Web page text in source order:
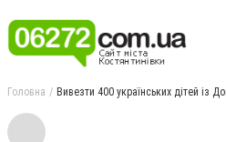
Головна Вивезти 400 українських дітей із